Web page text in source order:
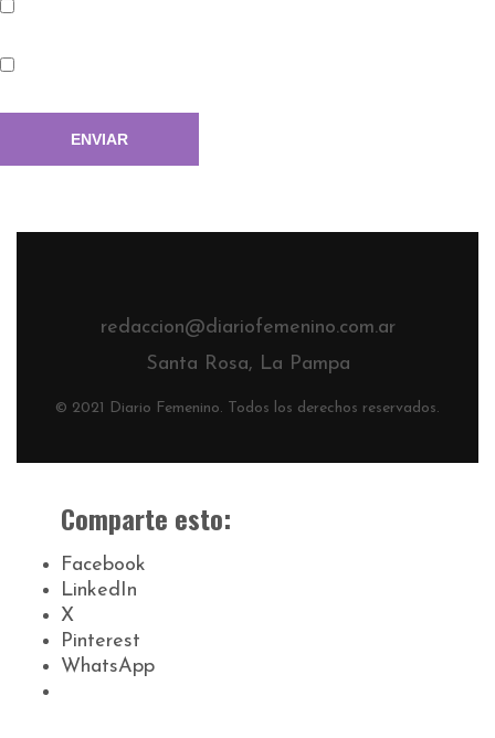
redaccion@diariofemenino.com.ar
Santa Rosa, La Pampa
© 2021 Diario Femenino. Todos los derechos reservados.
Comparte esto:
Facebook
LinkedIn
X
Pinterest
WhatsApp